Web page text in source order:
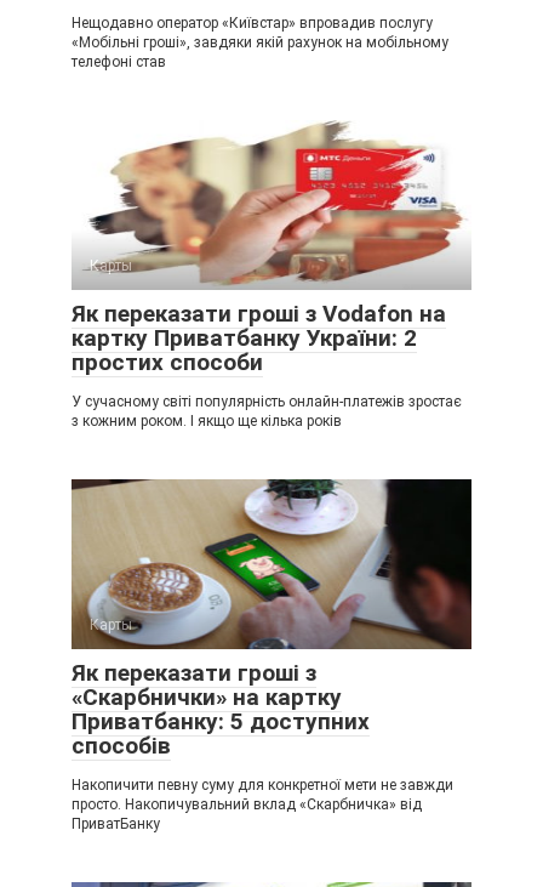
Нещодавно оператор «Київстар» впровадив послугу
«Мобільні гроші», завдяки якій рахунок на мобільному
телефоні став
Карты
Як переказати гроші з Vodafon на
картку Приватбанку України: 2
простих способи
У сучасному світі популярність онлайн-платежів зростає
з кожним роком. І якщо ще кілька років
Карты
Як переказати гроші з
«Скарбнички» на картку
Приватбанку: 5 доступних
способів
Накопичити певну суму для конкретної мети не завжди
просто. Накопичувальний вклад «Скарбничка» від
ПриватБанку